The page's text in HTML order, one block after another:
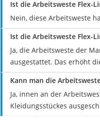
Ist die Arbeitsweste Flex-
Nein, diese Arbeitsweste
Ist die Arbeitsweste Flex-
Ja, die Arbeitsweste der
ausgestattet. Das erhöht
Kann man die
Ja, innen an der
Kleidungsstückes